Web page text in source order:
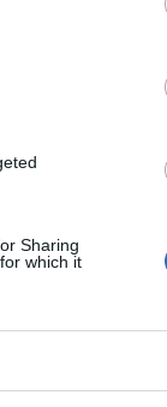
Sharing
which it